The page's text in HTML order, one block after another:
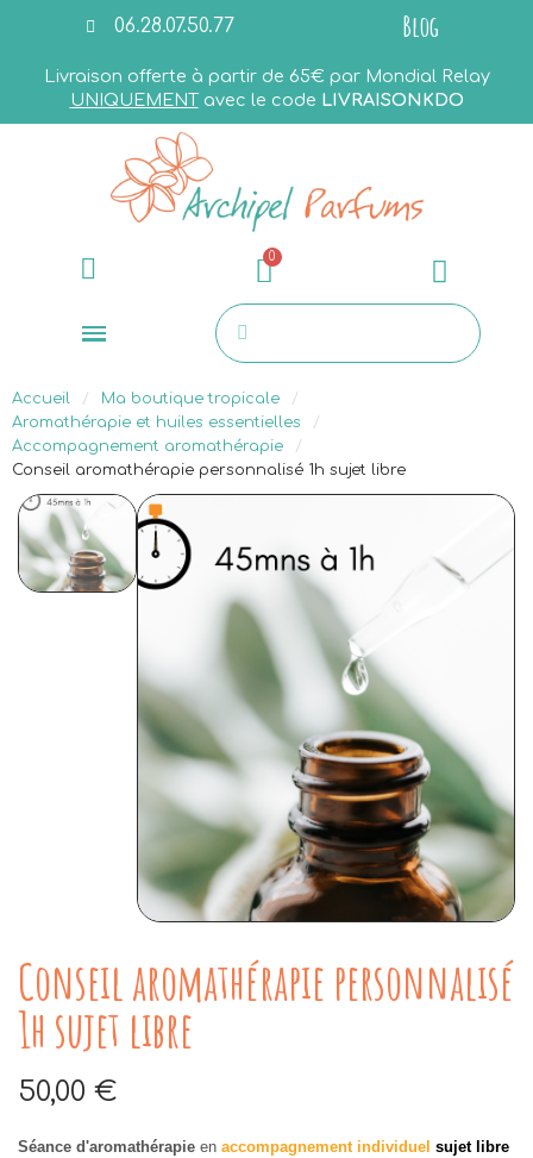
06.28.07.50.77 Blog
Livraison offerte à partir de 65€ par Mondial Relay
UNIQUEMENTavec le code LIVRAISONKDO
Accueil
Ma boutique tropicale
Aromathérapie et huiles essentielles
Accompagnement aromathérapie
Conseil aromathérapie personnalisé 1h sujet libre
Conseil aromathérapie personnalisé
1h sujet libre
50,00 €
Séance d'aromathérapie en accompagnement individuel sujet libre